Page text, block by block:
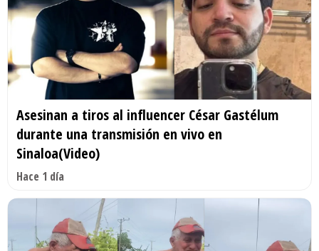
Asesinan a tiros al influencer César Gastélum
durante una transmisión en vivo en
Sinaloa(Video)
Hace 1 día